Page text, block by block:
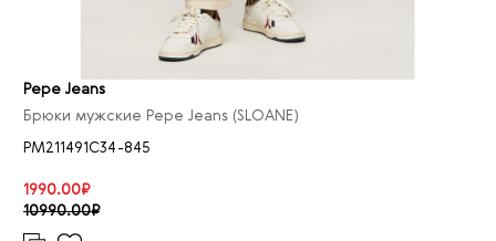
Pepe Jeans
Брюки мужские Pepe Jeans (SLOANE)
PM211491C34-845
1990.00₽
10990.00₽